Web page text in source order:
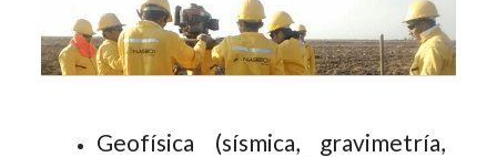
Geofísica (sísmica, gravimetría,